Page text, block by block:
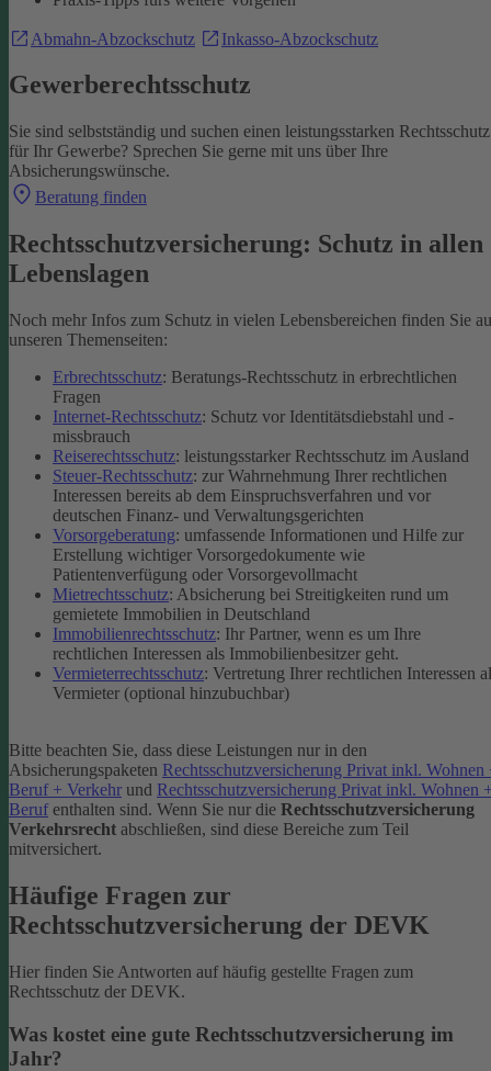
Abmahn-Abzockschutz Inkasso-Abzockschutz
Gewerberechtsschutz
Sie sind selbstständig und suchen einen leistungsstarken Rechtsschutz
für Ihr Gewerbe? Sprechen Sie gerne mit uns über Ihre
Absicherungswünsche.
Beratung finden
Rechtsschutzversicherung: Schutz in allen
Lebenslagen
Noch mehr Infos zum Schutz in vielen Lebensbereichen finden Sie
unseren Themenseiten:
Erbrechtsschutz: Beratungs-Rechtsschutz in erbrechtlichen
Fragen
Internet-Rechtsschutz: Schutz vor Identitätsdiebstahl und -
missbrauch
Reiserechtsschutz: leistungsstarker Rechtsschutz im Ausland
Steuer-Rechtsschutz: zur Wahrnehmung Ihrer rechtlichen
Interessen bereits ab dem Einspruchsverfahren und vor
deutschen Finanz- und Verwaltungsgerichten
Vorsorgeberatung: umfassende Informationen und Hilfe zur
Erstellung wichtiger Vorsorgedokumente wie
Patientenverfügung oder Vorsorgevollmacht
Mietrechtsschutz: Absicherung bei Streitigkeiten rund um
gemietete Immobilien in Deutschland
Immobilienrechtsschutz: Ihr Partner, wenn es um Ihre
rechtlichen Interessen als Immobilienbesitzer geht.
Vermieterrechtsschutz: Vertretung Ihrer rechtlichen Interessen
Vermieter (optional hinzubuchbar)
Bitte beachten Sie, dass diese Leistungen nur in den
Absicherungspaketen Rechtsschutzversicherung Privat inkl. Wohnen
Beruf + Verkehr und Rechtsschutzversicherung Privat inkl. Wohnen
Beruf enthalten sind. Wenn Sie nur die Rechtsschutzversicherung
Verkehrsrecht abschließen, sind diese Bereiche zum Teil
mitversichert.
Häufige Fragen zur
Rechtsschutzversicherung der DEVK
Hier finden Sie Antworten auf häufig gestellte Fragen zum
Rechtsschutz der DEVK.
Was kostet eine gute Rechtsschutzversicherung im
Jahr?